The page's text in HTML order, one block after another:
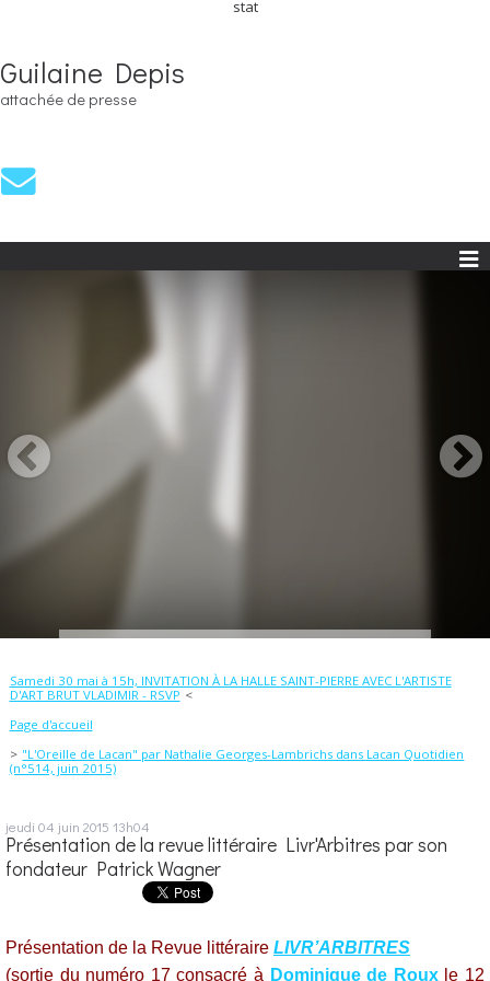
stat
Guilaine Depis
attachée de presse
Samedi 30 mai à 15h, INVITATION À LA HALLE SAINT-PIERRE AVEC L'ARTISTE
D'ART BRUT VLADIMIR - RSVP
Page d'accueil
"L'Oreille de Lacan" par Nathalie Georges-Lambrichs dans Lacan Quotidien
(n°514, juin 2015)
jeudi 04 juin 2015 13h04
Présentation de la revue littéraire Livr'Arbitres par son
fondateur Patrick Wagner
Présentation de la Revue littéraire LIVR’ARBITRES
(sortie du numéro 17 consacré à Dominique de Rouxle 12